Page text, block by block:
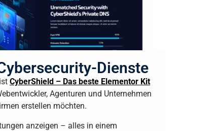
Dienste
CyberShield – Das beste Elementor Kit
Agenturen und Unternehmen
erstellen möchten.
anzeigen – alles in einem